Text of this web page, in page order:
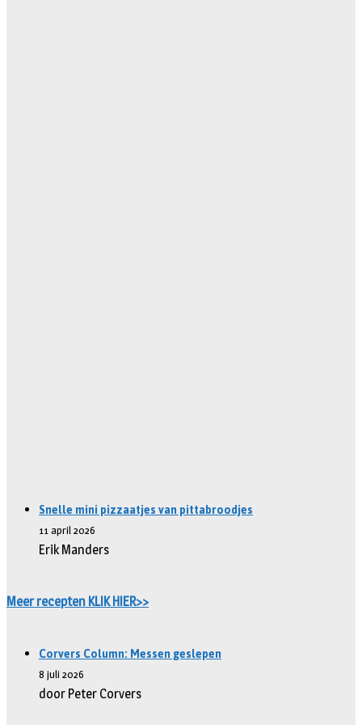
Snelle mini pizzaatjes van pittabroodjes
11 april 2026
Erik Manders
Meer recepten KLIK HIER>>
Corvers Column: Messen geslepen
8 juli 2026
door Peter Corvers